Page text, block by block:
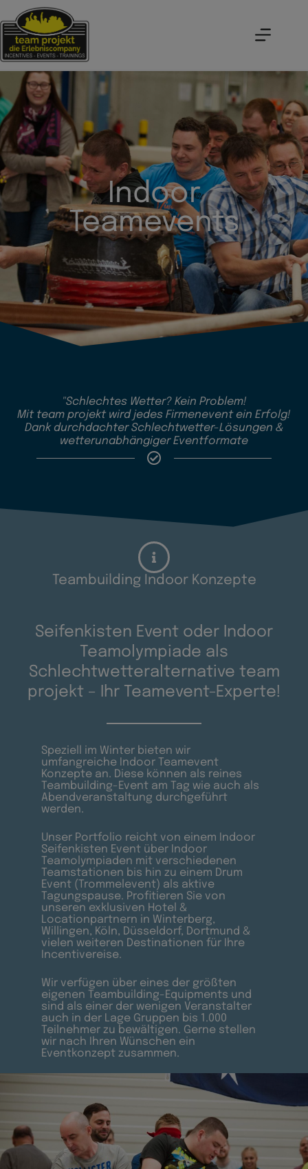
Indoor
Teamevents
"Schlechtes Wetter? Kein Problem!
Mit team projekt wird jedes Firmenevent ein Erfolg!
Dank durchdachter Schlechtwetter-Lösungen &
wetterunabhängiger Eventformate
Teambuilding Indoor Konzepte
Seifenkisten Event oder Indoor
Teamolympiade als
Schlechtwetteralternative team
projekt – Ihr Teamevent-Experte!
Speziell im Winter bieten wir
umfangreiche Indoor Teamevent
Konzepte an. Diese können als reines
Teambuilding-Event am Tag wie auch als
Abendveranstaltung durchgeführt
werden.
Unser Portfolio reicht von einem Indoor
Seifenkisten Event über Indoor
Teamolympiaden mit verschiedenen
Teamstationen bis hin zu einem Drum
Event (Trommelevent) als aktive
Tagungspause. Profitieren Sie von
unseren exklusiven Hotel &
Locationpartnern in Winterberg,
Willingen, Köln, Düsseldorf, Dortmund &
vielen weiteren Destinationen für Ihre
Incentivereise.
Wir verfügen über eines der größten
eigenen Teambuilding-Equipments und
sind als einer der wenigen Veranstalter
auch in der Lage Gruppen bis 1.000
Teilnehmer zu bewältigen. Gerne stellen
wir nach Ihren Wünschen ein
Eventkonzept zusammen.